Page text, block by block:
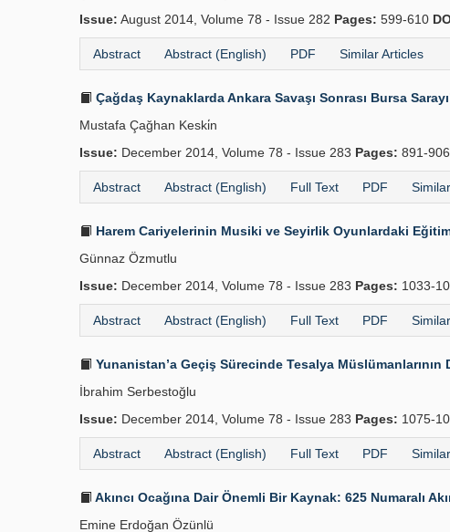
Issue: August 2014, Volume 78 - Issue 282 Pages: 599-610
Abstract Abstract (English) PDF Similar Articles
Çağdaş Kaynaklarda Ankara Savaşı Sonrası Bursa
Mustafa Çağhan Keski̇n
Issue: December 2014, Volume 78 - Issue 283 Pages: 891-906
Abstract Abstract (English) Full Text PDF
Harem Cariyelerinin Musiki ve Seyirlik Oyunlardaki
Günnaz Özmutlu
Issue: December 2014, Volume 78 - Issue 283 Pages: 1033-
Abstract Abstract (English) Full Text PDF
Yunanistan’a Geçiş Sürecinde Tesalya Müslümanlarının
İbrahim Serbestoğlu
Issue: December 2014, Volume 78 - Issue 283 Pages: 1075-
Abstract Abstract (English) Full Text PDF
Akıncı Ocağına Dair Önemli Bir Kaynak: 625 Numaralı
Emine Erdoğan Özünlü